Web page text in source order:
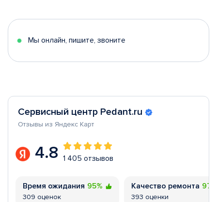
5
Мы онлайн, пишите, звоните
Сервисный центр Pedant.ru
Отзывы из Яндекс Карт
4.8 1 405 отзывов
Время ожидания 95%
309 оценок
Качество ремонта
393 оценки